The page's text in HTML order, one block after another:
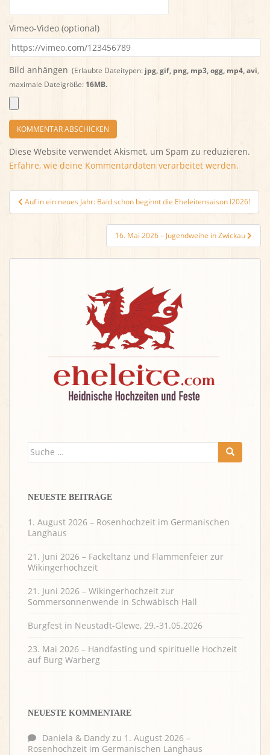
Vimeo-Video (optional)
Bild anhängen (Erlaubte Dateitypen: jpg, gif, png, mp3, ogg, mp4, avi
maximale Dateigröße: 16MB.
Diese Website verwendet Akismet, um Spam zu reduzieren.
Erfahre, wie deine Kommentardaten verarbeitet werden.
Beitragsnavigation
Auf in ein neues Jahr: Bald schon beginnt die Eheleitensaison I2026!
16. Mai 2026 – Jugendweihe in Zwickau
Suche
NEUESTE BEITRÄGE
1. August 2026 – Rosenhochzeit im Germanischen
Langhaus
21. Juni 2026 – Fackeltanz und Flammenfeier zur
Wikingerhochzeit
21. Juni 2026 – Wikingerhochzeit zur
Sommersonnenwende in Schwäbisch Hall
Burgfest in Neustadt-Glewe, 29.-31.05.2026
23. Mai 2026 – Handfasting und spirituelle Hochzeit
auf Burg Warberg
NEUESTE KOMMENTARE
Daniela & Dandy zu 1. August 2026 –
Rosenhochzeit im Germanischen Langhaus